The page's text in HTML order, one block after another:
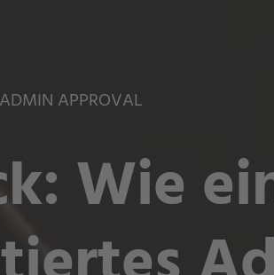
APPROVAL
Wie